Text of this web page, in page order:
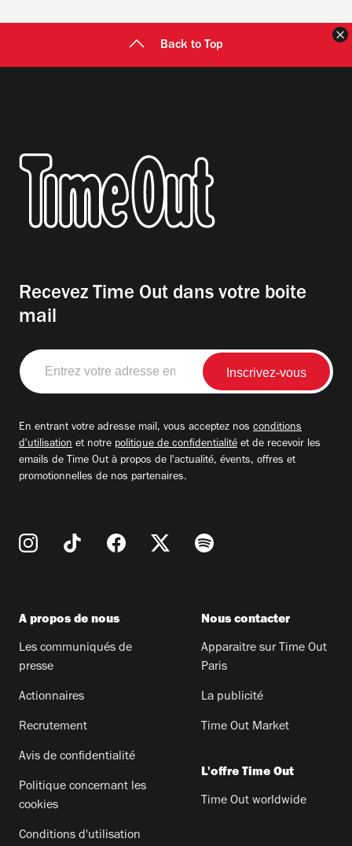
Back to Top
Recevez Time Out dans votre boite
mail
Entrez
votre
adresse
En entrant votre adresse mail, vous acceptez nos conditions
d'utilisation et notre politique de confidentialité et de recevoir les
emails de Time Out à propos de l'actualité, évents, offres et
promotionnelles de nos partenaires.
A propos de nous
Les communiqués de
presse
Actionnaires
Recrutement
Avis de confidentialité
Politique concernant les
cookies
Conditions d'utilisation
Nous contacter
Apparaitre sur Time Out
Paris
La publicité
Time Out Market
L'offre Time Out
Time Out worldwide